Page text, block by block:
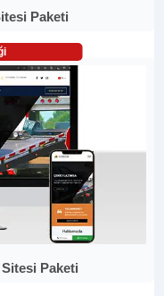
Paketi
Paketi